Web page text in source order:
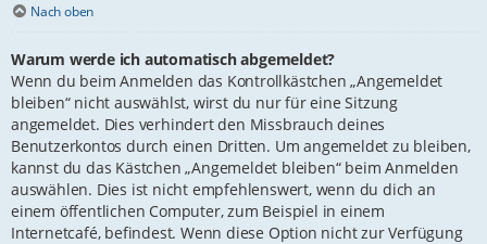
Nach oben
Warum werde ich automatisch abgemeldet?
Wenn du beim Anmelden das Kontrollkästchen „Angemeldet
bleiben“ nicht auswählst, wirst du nur für eine Sitzung
angemeldet. Dies verhindert den Missbrauch deines
Benutzerkontos durch einen Dritten. Um angemeldet zu bleiben,
kannst du das Kästchen „Angemeldet bleiben“ beim Anmelden
auswählen. Dies ist nicht empfehlenswert, wenn du dich an
einem öffentlichen Computer, zum Beispiel in einem
Internetcafé, befindest. Wenn diese Option nicht zur Verfügung